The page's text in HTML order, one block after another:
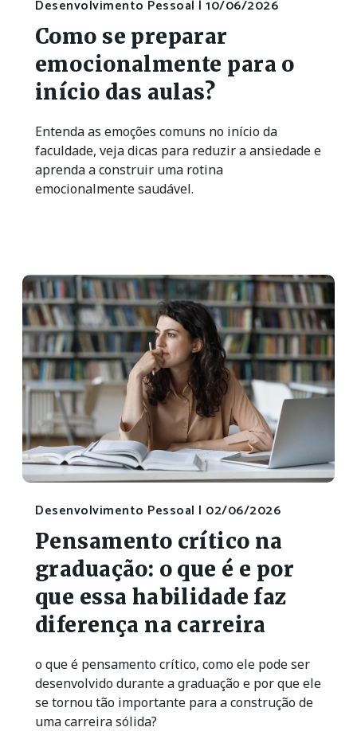
Desenvolvimento Pessoal | 10/06/2026
Como se preparar
emocionalmente para o
início das aulas?
Entenda as emoções comuns no início da
faculdade, veja dicas para reduzir a ansiedade e
aprenda a construir uma rotina
emocionalmente saudável.
Desenvolvimento Pessoal | 02/06/2026
Pensamento crítico na
graduação: o que é e por
que essa habilidade faz
diferença na carreira
o que é pensamento crítico, como ele pode ser
desenvolvido durante a graduação e por que ele
se tornou tão importante para a construção de
uma carreira sólida?